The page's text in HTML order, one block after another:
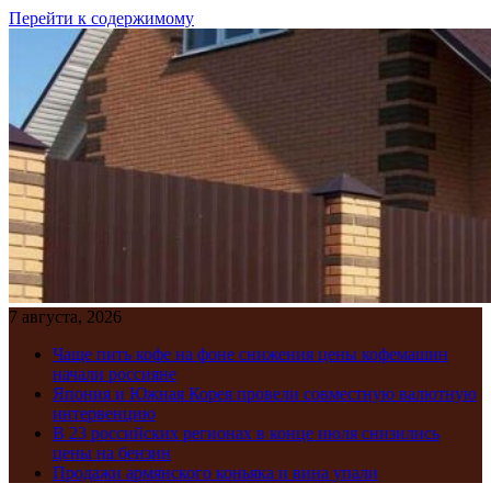
Перейти к содержимому
7 августа, 2026
Чаще пить кофе на фоне снижения цены кофемашин
начали россияне
Япония и Южная Корея провели совместную валютную
интервенцию
В 23 российских регионах в конце июля снизились
цены на бензин
Продажи армянского коньяка и вина упали